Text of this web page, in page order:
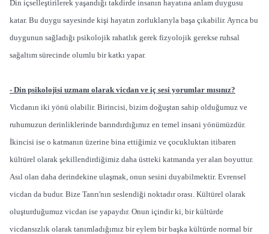
Din içselleştirilerek yaşandığı takdirde insanın hayatına anlam duygusu
katar. Bu duygu sayesinde kişi hayatın zorluklarıyla başa çıkabilir. Ayrıca bu
duygunun sağladığı psikolojik rahatlık gerek fizyolojik gerekse ruhsal
sağaltım sürecinde olumlu bir katkı yapar.
- Din psikolojisi uzmanı olarak vicdan ve iç sesi yorumlar mısınız?
Vicdanın iki yönü olabilir. Birincisi, bizim doğuştan sahip olduğumuz ve
ruhumuzun derinliklerinde barındırdığımız en temel insani yönümüzdür.
İkincisi ise o katmanın üzerine bina ettiğimiz ve çocukluktan itibaren
kültürel olarak şekillendirdiğimiz daha üstteki katmanda yer alan boyuttur.
Asıl olan daha derindekine ulaşmak, onun sesini duyabilmektir. Evrensel
vicdan da budur. Bize Tanrı'nın seslendiği noktadır orası. Kültürel olarak
oluşturduğumuz vicdan ise yapaydır. Onun içindir ki, bir kültürde
vicdansızlık olarak tanımladığımız bir eylem bir başka kültürde normal bir